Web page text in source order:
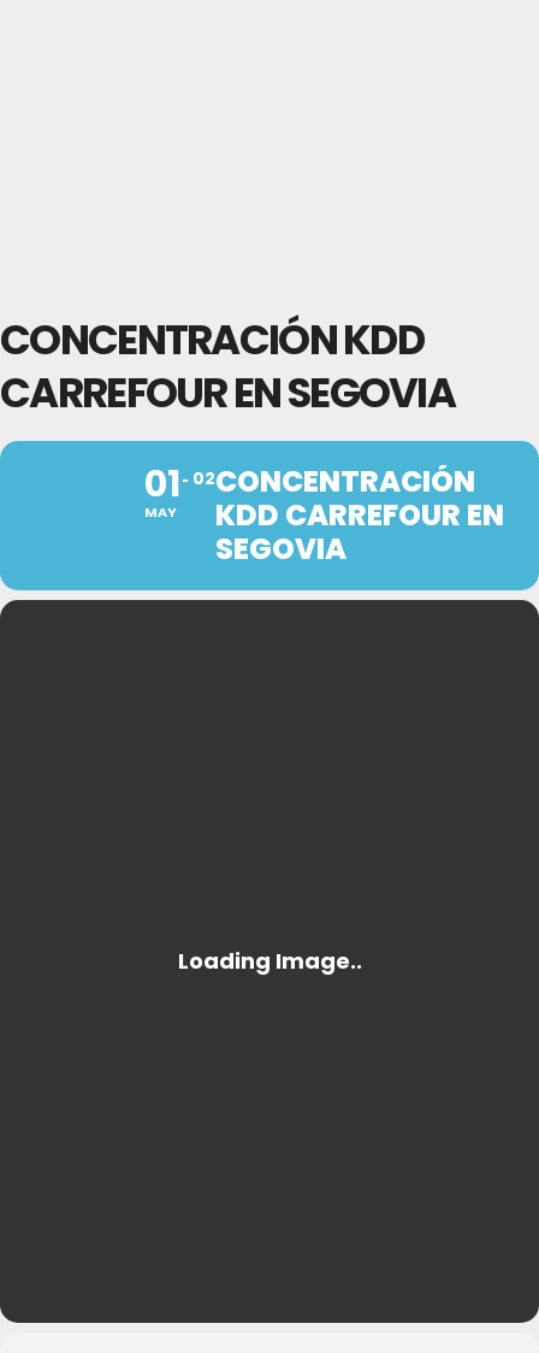
CONCENTRACIÓN KDD
CARREFOUR EN SEGOVIA
01
MAY
02CONCENTRACIÓN
KDD CARREFOUR EN
SEGOVIA